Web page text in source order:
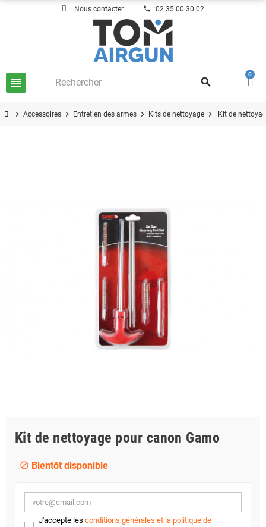
Nous contacter phone 02 35 00 30 02
view_headline search
0
chevron_right Accessoires chevron_right Entretien des armes chevron_right Kits de nettoyage chevron_right Kit de
Kit de nettoyage pour canon Gamo
block Bientôt disponible
J'accepte les conditions générales et la politique de